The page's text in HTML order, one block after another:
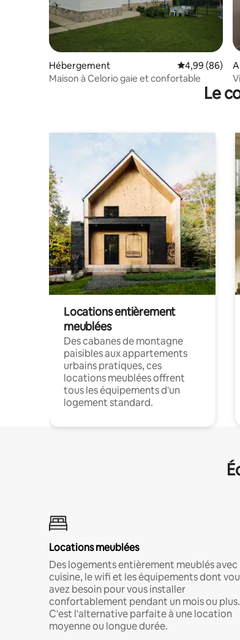
Hébergement Évaluation
4,99 (86)
Maison à Celorio gaie et confortable
Le
Locations entièrement
meublées
Des cabanes de montagne
paisibles aux appartements
urbains pratiques, ces
locations meublées offrent
tous les équipements d'un
logement standard.
Locations meublées
Des logements entièrement meublés avec
cuisine, le wifi et les équipements dont
avez besoin pour vous installer
confortablement pendant un mois ou plus.
C'est l'alternative parfaite à une location
moyenne ou longue durée.